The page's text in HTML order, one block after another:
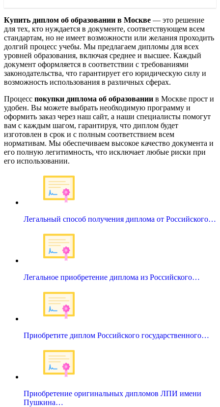
Купить диплом об образовании в Москве — это решение
для тех, кто нуждается в документе, соответствующем всем
стандартам, но не имеет возможности или желания проходить
долгий процесс учебы. Мы предлагаем дипломы для всех
уровней образования, включая среднее и высшее. Каждый
документ оформляется в соответствии с требованиями
законодательства, что гарантирует его юридическую силу и
возможность использования в различных сферах.
Процесс покупки диплома об образовании в Москве прост и
удобен. Вы можете выбрать необходимую программу и
оформить заказ через наш сайт, а наши специалисты помогут
вам с каждым шагом, гарантируя, что диплом будет
изготовлен в срок и с полным соответствием всем
нормативам. Мы обеспечиваем высокое качество документа и
его полную легитимность, что исключает любые риски при
его использовании.
Легальный способ получения диплома от Российского…
Легальное приобретение диплома из Российского…
Приобретите диплом Российского государственного…
Приобретение оригинальных дипломов ЛПИ имени
Пушкина…